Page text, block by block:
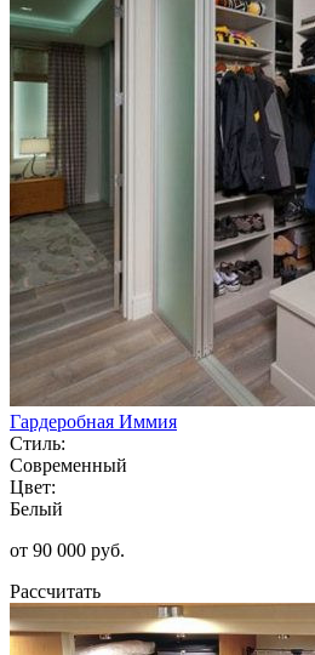
Гардеробная Иммия
Стиль:
Современный
Цвет:
Белый
от 90 000 руб.
Рассчитать